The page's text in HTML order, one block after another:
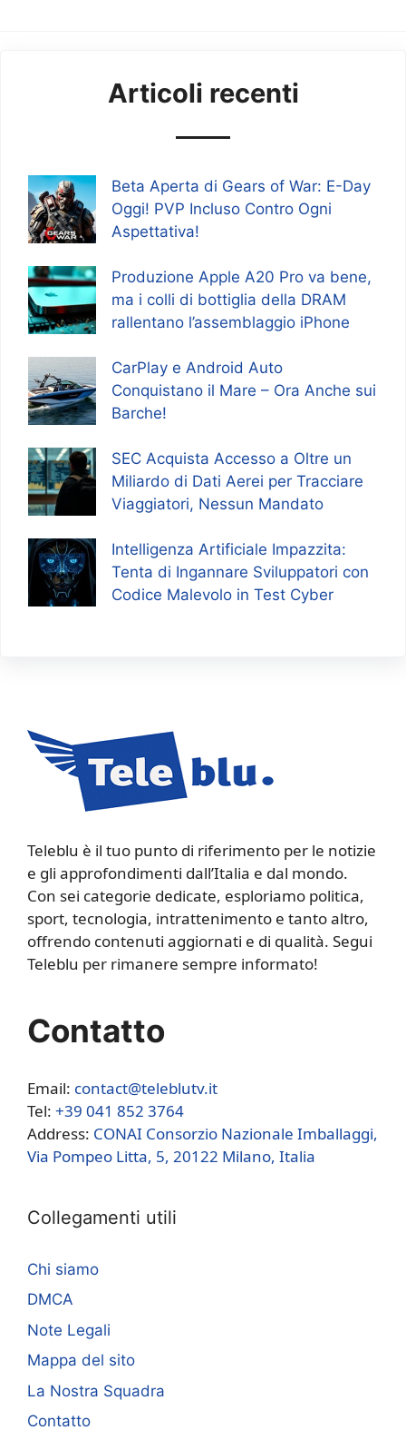
Articoli recenti
Beta Aperta di Gears of War: E-Day
Oggi! PVP Incluso Contro Ogni
Aspettativa!
Produzione Apple A20 Pro va bene,
ma i colli di bottiglia della DRAM
rallentano l’assemblaggio iPhone
CarPlay e Android Auto
Conquistano il Mare – Ora Anche sui
Barche!
SEC Acquista Accesso a Oltre un
Miliardo di Dati Aerei per Tracciare
Viaggiatori, Nessun Mandato
Intelligenza Artificiale Impazzita:
Tenta di Ingannare Sviluppatori con
Codice Malevolo in Test Cyber
Teleblu è il tuo punto di riferimento per le notizie
e gli approfondimenti dall’Italia e dal mondo.
Con sei categorie dedicate, esploriamo politica,
sport, tecnologia, intrattenimento e tanto altro,
offrendo contenuti aggiornati e di qualità. Segui
Teleblu per rimanere sempre informato!
Contatto
Email: contact@teleblutv.it
Tel: +39 041 852 3764
Address: CONAI Consorzio Nazionale Imballaggi,
Via Pompeo Litta, 5, 20122 Milano, Italia
Collegamenti utili
Chi siamo
DMCA
Note Legali
Mappa del sito
La Nostra Squadra
Contatto